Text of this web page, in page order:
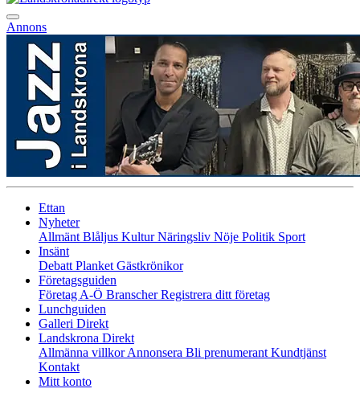
Annons
Ettan
Nyheter
Allmänt Blåljus KulturNäringsliv Nöje Politik Sport
Insänt
Debatt Planket Gästkrönikor
Företagsguiden
Företag A-Ö BranscherRegistrera ditt företag
Lunchguiden
Galleri Direkt
Landskrona Direkt
Allmänna villkorAnnonsera Bli prenumerant Kundtjänst
Kontakt
Mitt konto